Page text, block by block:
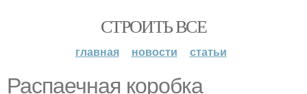
СТРОИТЬ ВСЕ
главная новости статьи
Распаечная коробка